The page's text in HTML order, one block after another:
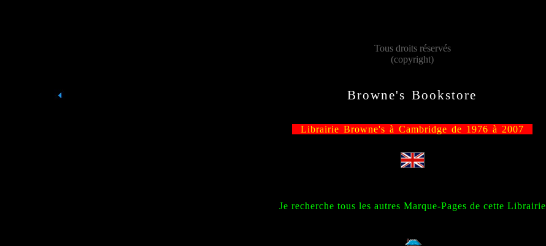
Tous droits réservés
(copyright)
Browne's Bookstore
Librairie Browne's à Cambridge de 1976 à 2007
Je recherche tous les autres Marque-Pages de cette Librairie